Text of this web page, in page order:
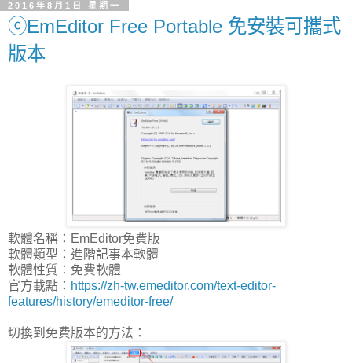
2016年8月1日 星期一
ⓒEmEditor Free Portable 免安裝可攜式
版本
軟體名稱：EmEditor免費版
軟體類型：進階記事本軟體
軟體性質：免費軟體
官方載點： https://zh-tw.emeditor.com/text-editor-
features/history/emeditor-free/
切換到免費版本的方法：